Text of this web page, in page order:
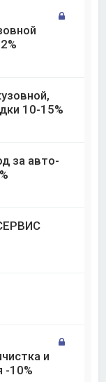
10-15%
за авто-
и
-10%